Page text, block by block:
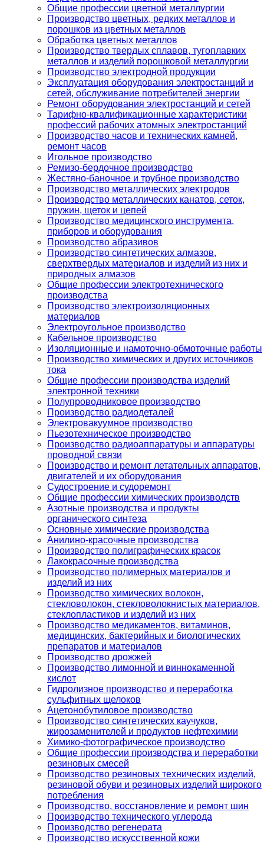
Общие профессии цветной металлургии
Производство цветных, редких металлов и
порошков из цветных металлов
Обработка цветных металлов
Производство твердых сплавов, тугоплавких
металлов и изделий порошковой металлургии
Производство электродной продукции
Эксплуатация оборудования электростанций и
сетей, обслуживание потребителей энергии
Ремонт оборудования электростанций и сетей
Тарифно-квалификационные характеристики
профессий рабочих атомных электростанций
Производство часов и технических камней,
ремонт часов
Игольное производство
Ремизо-бердочное производство
Жестяно-баночное и трубное производство
Производство металлических электродов
Производство металлических канатов, сеток,
пружин, щеток и цепей
Производство медицинского инструмента,
приборов и оборудования
Производство абразивов
Производство синтетических алмазов,
сверхтвердых материалов и изделий из них и
природных алмазов
Общие профессии электротехнического
производства
Производство электроизоляционных
материалов
Электроугольное производство
Кабельное производство
Изоляционные и намоточно-обмоточные работы
Производство химических и других источников
тока
Общие профессии производства изделий
электронной техники
Полупроводниковое производство
Производство радиодеталей
Электровакуумное производство
Пьезотехническое производство
Производство радиоаппаратуры и аппаратуры
проводной связи
Производство и ремонт летательных аппаратов,
двигателей и их оборудования
Судостроение и судоремонт
Общие профессии химических производств
Азотные производства и продукты
органического синтеза
Основные химические производства
Анилино-красочные производства
Производство полиграфических красок
Лакокрасочные производства
Производство полимерных материалов и
изделий из них
Производство химических волокон,
стекловолокон, стекловолокнистых материалов,
стеклопластиков и изделий из них
Производство медикаментов, витаминов,
медицинских, бактерийных и биологических
препаратов и материалов
Производство дрожжей
Производство лимонной и виннокаменной
кислот
Гидролизное производство и переработка
сульфитных щелоков
Ацетонобутиловое производство
Производство синтетических каучуков,
жирозаменителей и продуктов нефтехимии
Химико-фотографическое производство
Общие профессии производства и переработки
резиновых смесей
Производство резиновых технических изделий,
резиновой обуви и резиновых изделий широкого
потребления
Производство, восстановление и ремонт шин
Производство технического углерода
Производство регенерата
Производство искусственной кожи